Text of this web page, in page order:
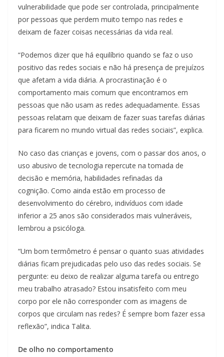
vulnerabilidade que pode ser controlada, principalmente
por pessoas que perdem muito tempo nas redes e
deixam de fazer coisas necessárias da vida real.
“Podemos dizer que há equilíbrio quando se faz o uso
positivo das redes sociais e não há presença de prejuízos
que afetam a vida diária. A procrastinação é o
comportamento mais comum que encontramos em
pessoas que não usam as redes adequadamente. Essas
pessoas relatam que deixam de fazer suas tarefas diárias
para ficarem no mundo virtual das redes sociais”, explica.
No caso das crianças e jovens, com o passar dos anos, o
uso abusivo de tecnologia repercute na tomada de
decisão e memória, habilidades refinadas da
cognição. Como ainda estão em processo de
desenvolvimento do cérebro, indivíduos com idade
inferior a 25 anos são considerados mais vulneráveis,
lembrou a psicóloga.
“Um bom termômetro é pensar o quanto suas atividades
diárias ficam prejudicadas pelo uso das redes sociais. Se
pergunte: eu deixo de realizar alguma tarefa ou entrego
meu trabalho atrasado? Estou insatisfeito com meu
corpo por ele não corresponder com as imagens de
corpos que circulam nas redes? É sempre bom fazer essa
reflexão”, indica Talita.
De olho no comportamento